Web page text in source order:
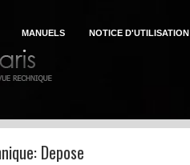
MANUELS NOTICE D'UTILISATION
Depose